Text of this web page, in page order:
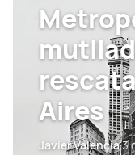
Aires
Javier Valencia·3